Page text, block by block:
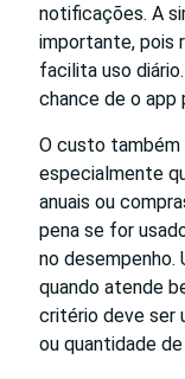
notificações. A
importante, pois
facilita uso
chance de o app
O custo também
especialmente
anuais ou
pena se for
no
quando atende
critério deve ser
ou quantidade